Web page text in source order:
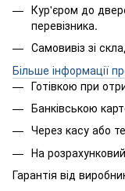
Кур'єром до
перевізника.
Самовивіз зі
Більше інформації
Готівкою при
Банківською
Через касу або
На
Гарантія від